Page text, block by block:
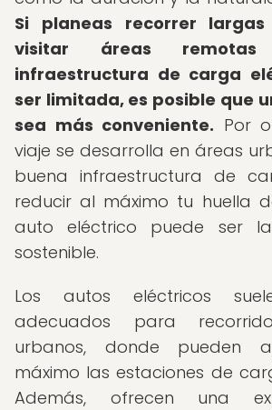
Si planeas recorrer
visitar áreas
infraestructura de carga
ser limitada, es posible que
sea más conveniente. Por
viaje se desarrolla en áreas
buena infraestructura de
reducir al máximo tu huella
auto eléctrico puede ser
sostenible.
Los autos eléctricos
adecuados para
urbanos, donde pueden
máximo las estaciones de
Además, ofrecen una